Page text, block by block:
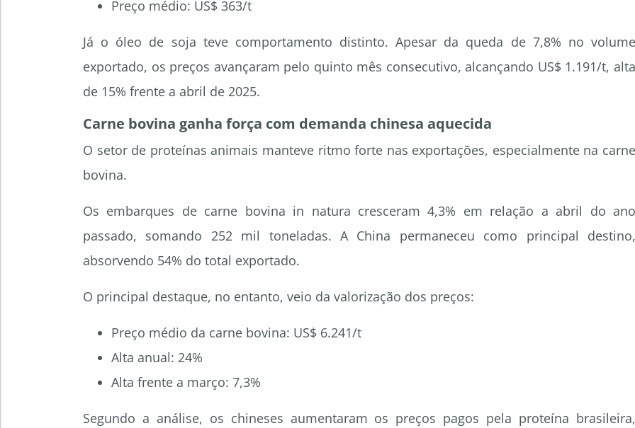
Preço médio: US$ 363/t
Já o óleo de soja teve comportamento distinto. Apesar da queda de 7,8% no volume
exportado, os preços avançaram pelo quinto mês consecutivo, alcançando US$ 1.191/t, alta
de 15% frente a abril de 2025.
Carne bovina ganha força com demanda chinesa aquecida
O setor de proteínas animais manteve ritmo forte nas exportações, especialmente na carne
bovina.
Os embarques de carne bovina in natura cresceram 4,3% em relação a abril do ano
passado, somando 252 mil toneladas. A China permaneceu como principal destino,
absorvendo 54% do total exportado.
O principal destaque, no entanto, veio da valorização dos preços:
Preço médio da carne bovina: US$ 6.241/t
Alta anual: 24%
Alta frente a março: 7,3%
Segundo a análise, os chineses aumentaram os preços pagos pela proteína brasileira,